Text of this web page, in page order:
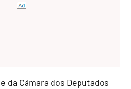
da Câmara dos Deputados